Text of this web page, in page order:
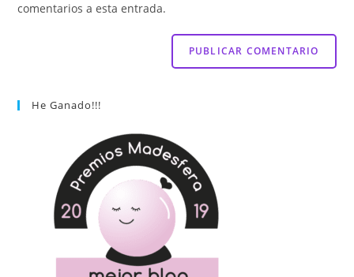
comentarios a esta entrada.
He Ganado!!!